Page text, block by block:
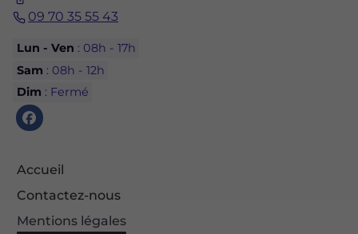
09 70 35 55 43
Lun - Ven : 08h - 17h
Sam : 08h - 12h
Dim : Fermé
Accueil
Contactez-nous
Mentions légales